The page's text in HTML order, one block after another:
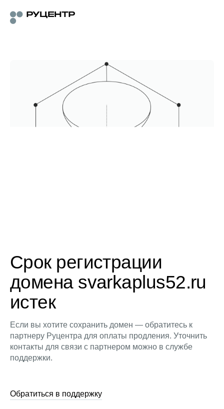
Срок регистрации
домена svarkaplus52.ru
истек
Если вы хотите сохранить домен — обратитесь к
партнеру Руцентра для оплаты продления. Уточнить
контакты для связи с партнером можно в службе
поддержки.
Обратиться в поддержку